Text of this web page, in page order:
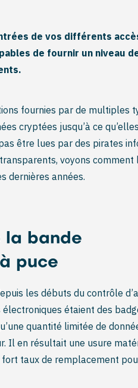
de vos différents
de fournir un niveau
fournies par de multiples
cryptées jusqu’à ce
être lues par des pirates
voyons comment
dernières années.
la bande
puce
les débuts du contrôle
étaient des
quantité limitée de
Il en résultait une usure
taux de remplacement